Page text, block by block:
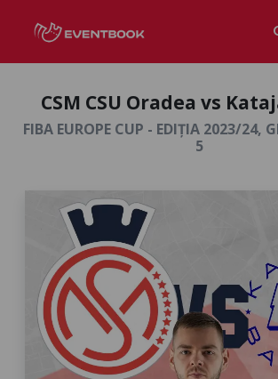
CSM CSU Oradea vs
FIBA EUROPE CUP - EDIȚIA 2023/24,
5